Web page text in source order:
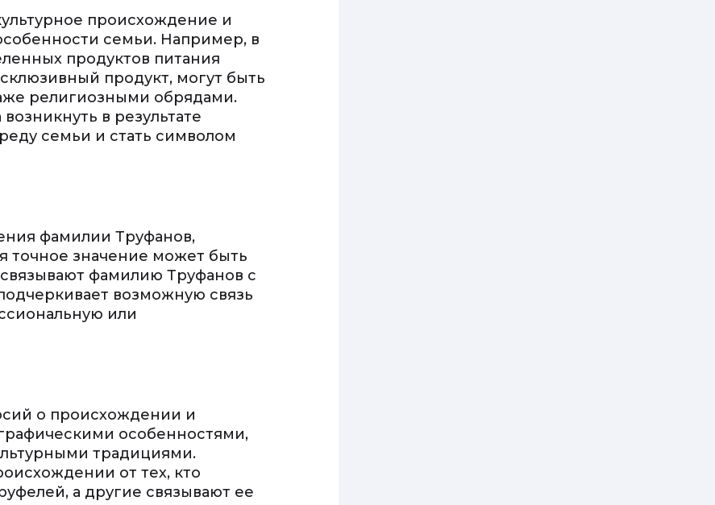
происхождение и
семьи. Например, в
продуктов питания
продукт, могут быть
религиозными обрядами.
в результате
семьи и стать символом
фамилии Труфанов,
точное значение может быть
фамилию Труфанов с
возможную связь
или
о происхождении и
особенностями,
традициями.
от тех, кто
а другие связывают ее